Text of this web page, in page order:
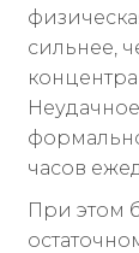
сильнее,
часов
При этом